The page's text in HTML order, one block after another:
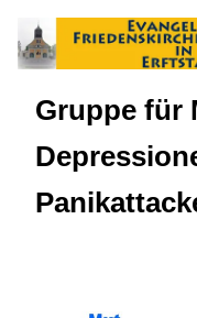
Gruppe für